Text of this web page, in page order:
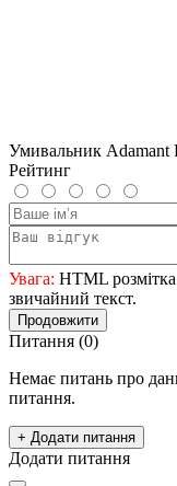
Умивальник Adamant
Рейтинг
Увага: HTML
звичайний текст.
Продовжити
Питання (0)
Немає питань про
питання.
+ Додати питання
Додати питання